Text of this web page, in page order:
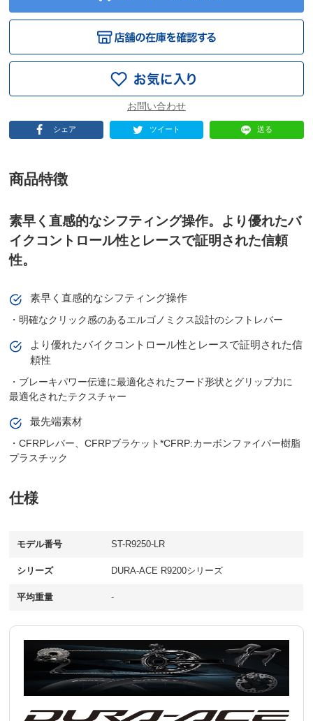
シェア ツイート 送る
商品特徴
素早く直感的なシフティング操作。より優れたバ
イクコントロール性とレースで証明された信頼
性。
素早く直感的なシフティング操作
・明確なクリック感のあるエルゴノミクス設計のシフトレバー
より優れたバイクコントロール性とレースで証明された信
頼性
・ブレーキパワー伝達に最適化されたフード形状とグリップ力に
最適化されたテクスチャー
最先端素材
・CFRPレバー、CFRPブラケット*CFRP:カーボンファイバー樹脂
プラスチック
仕様
モデル番号 ST-R9250-LR
シリーズ DURA-ACE R9200シリーズ
平均重量 -